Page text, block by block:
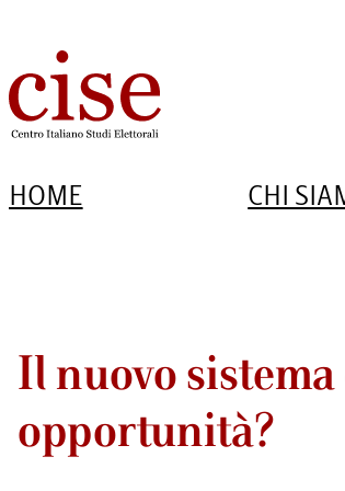
HOME CHI
Il nuovo
opportunità?